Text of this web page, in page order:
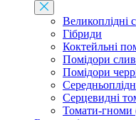
Великоплідні
Гібриди
Коктейльні
Помідори
Помідори
Серцевидні
Томати-гноми